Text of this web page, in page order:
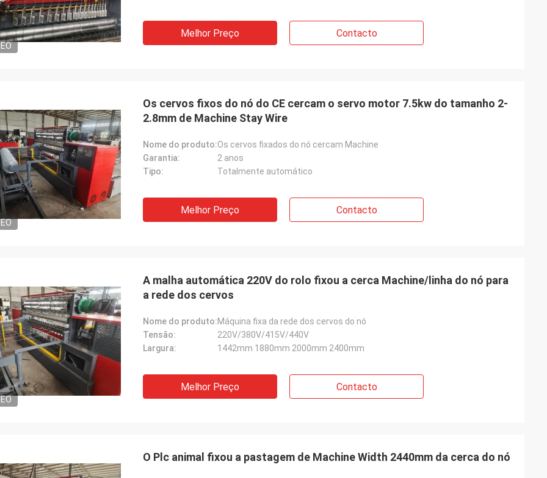
Melhor Preço Contacto
Os cervos fixos do nó do CE cercam o servo motor 7.5kw do tamanho 2-
2.8mm de Machine Stay Wire
Nome do produto:Os cervos fixados do nó cercam Machine
Garantia:
2 anos
Tipo:
Totalmente automático
Melhor Preço Contacto
A malha automática 220V do rolo fixou a cerca Machine/linha do nó para
a rede dos cervos
Nome do produto:Máquina fixa da rede dos cervos do nó
Tensão:
220V/380V/415V/440V
Largura:
1442mm 1880mm 2000mm 2400mm
Melhor Preço Contacto
O Plc animal fixou a pastagem de Machine Width 2440mm da cerca do nó